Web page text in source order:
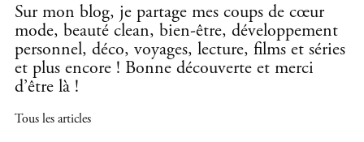
Sur mon blog, je partage mes coups de cœur
mode, beauté clean, bien-être, développement
personnel, déco, voyages, lecture, films et séries
et plus encore ! Bonne découverte et merci
d’être là !
Tous les articles